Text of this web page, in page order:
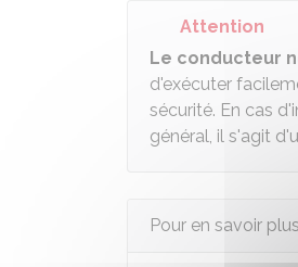
Attention
Le conducteur
d'exécuter
sécurité. En cas
général, il s'agit
Pour en savoir plus